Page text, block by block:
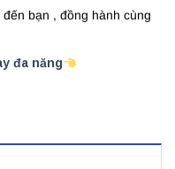
bạn , đồng hành cùng
đa năng